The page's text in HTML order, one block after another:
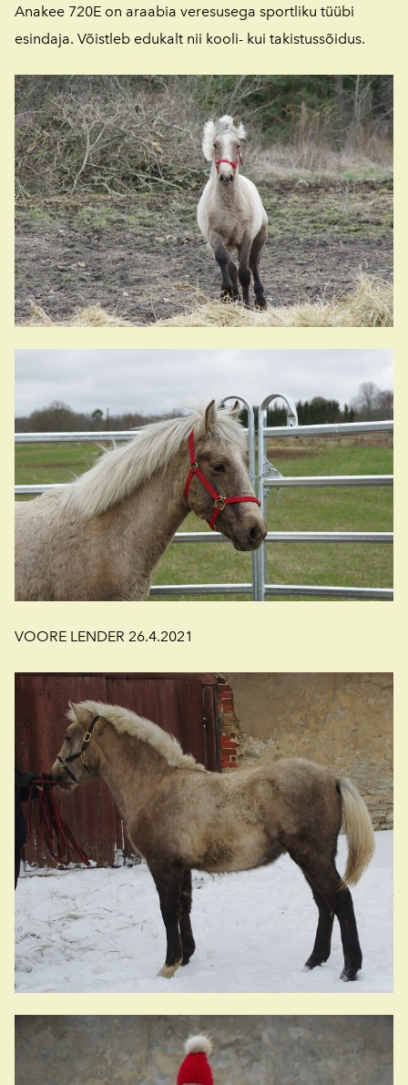
Anakee 720E on araabia veresusega sportliku tüübi
esindaja. Võistleb edukalt nii kooli- kui takistussõidus.
VOORE LENDER 26.4.2021